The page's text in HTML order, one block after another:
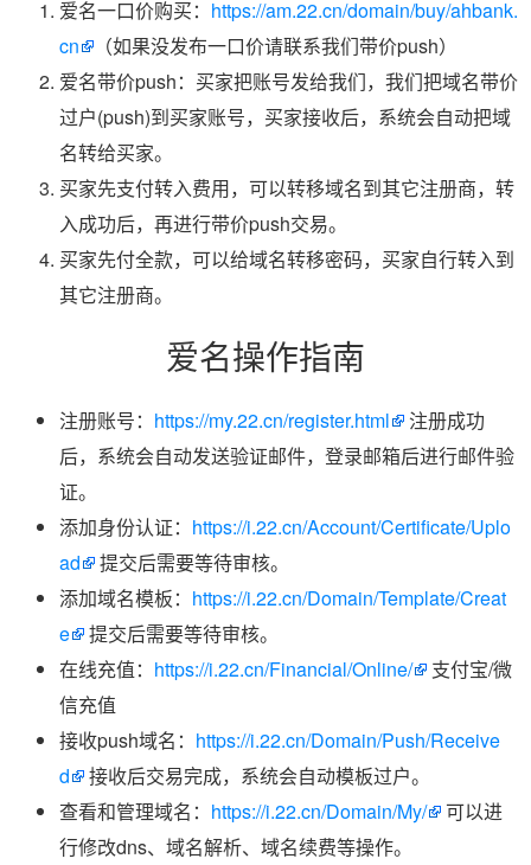
爱名一口价购买： https://am.22.cn/domain/buy/ahbank.
cn
（如果没发布一口价请联系我们带价push）
爱名带价push：买家把账号发给我们，我们把域名带价
过户(push)到买家账号，买家接收后，系统会自动把域
名转给买家。
买家先支付转入费用，可以转移域名到其它注册商，转
入成功后，再进行带价push交易。
买家先付全款，可以给域名转移密码，买家自行转入到
其它注册商。
爱名操作指南
注册账号： https://my.22.cn/register.html
注册成功
后，系统会自动发送验证邮件，登录邮箱后进行邮件验
证。
添加身份认证： https://i.22.cn/Account/Certificate/Uplo
ad
提交后需要等待审核。
添加域名模板： https://i.22.cn/Domain/Template/Creat
e
提交后需要等待审核。
在线充值： https://i.22.cn/Financial/Online/
支付宝/微
信充值
接收push域名： https://i.22.cn/Domain/Push/Receive
d
接收后交易完成，系统会自动模板过户。
查看和管理域名： https://i.22.cn/Domain/My/
可以进
行修改dns、域名解析、域名续费等操作。